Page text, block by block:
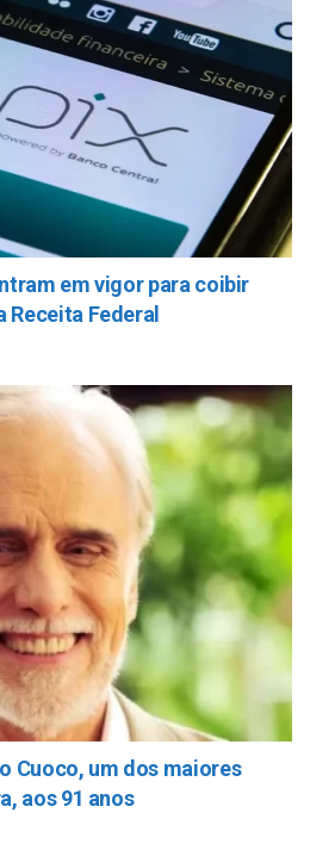
em vigor para coibir
Federal
Cuoco, um dos maiores
aos 91 anos